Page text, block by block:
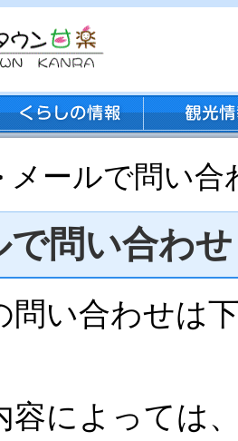
メールで問い合
で問い合わせ
問い合わせは
容によっては